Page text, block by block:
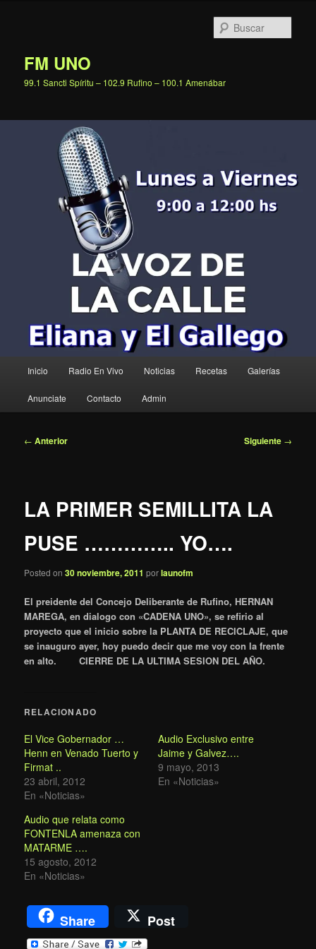
FM UNO
99.1 Sancti Spíritu – 102.9 Rufino – 100.1 Amenábar
principal
Inicio Radio En Vivo Noticias Recetas Galerías
Anunciate Contacto Admin
Navegación
← Anterior Siguiente →
LA PRIMER SEMILLITA LA
PUSE ………….. YO….
Posted on30 noviembre, 2011 porlaunofm
El preidente del Concejo Deliberante de Rufino, HERNAN
MAREGA, en dialogo con «CADENA UNO», se refirio al
proyecto que el inicio sobre la PLANTA DE RECICLAJE, que
se inauguro ayer, hoy puedo decir que me voy con la frente
en alto.
CIERRE DE LA ULTIMA SESION DEL AÑO.
RELACIONADO
El Vice Gobernador …
Henn en Venado Tuerto y
Firmat ..
23 abril, 2012
En «Noticias»
Audio Exclusivo entre
Jaime y Galvez….
9 mayo, 2013
En «Noticias»
Audio que relata como
FONTENLA amenaza con
MATARME ….
15 agosto, 2012
En «Noticias»
Share Post